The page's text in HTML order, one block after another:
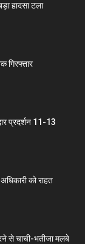
हादसा टला
गिरफ्तार
प्रदर्शन 11-13
को राहत
से चाची-भतीजा मलबे